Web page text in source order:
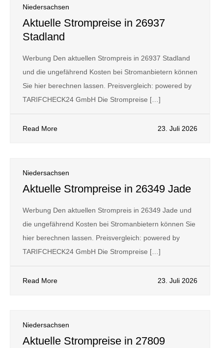
Niedersachsen
Aktuelle Strompreise in 26937
Stadland
Werbung Den aktuellen Strompreis in 26937 Stadland
und die ungefährend Kosten bei Stromanbietern können
Sie hier berechnen lassen. Preisvergleich: powered by
TARIFCHECK24 GmbH Die Strompreise […]
Read More 23. Juli 2026
Niedersachsen
Aktuelle Strompreise in 26349 Jade
Werbung Den aktuellen Strompreis in 26349 Jade und
die ungefährend Kosten bei Stromanbietern können Sie
hier berechnen lassen. Preisvergleich: powered by
TARIFCHECK24 GmbH Die Strompreise […]
Read More 23. Juli 2026
Niedersachsen
Aktuelle Strompreise in 27809